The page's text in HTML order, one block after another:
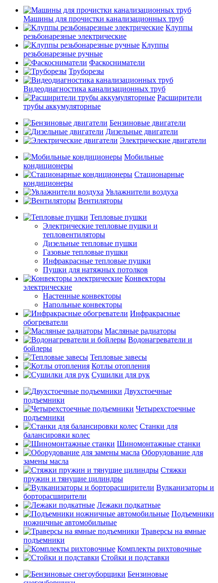
Машины для прочистки канализационных труб
Клуппы
резьбонарезные электрические
Клуппы
резьбонарезные ручные
Фаскосниматели
Труборезы
Видеодиагностика канализационных труб
Расширители
трубы аккумуляторные
Бензиновые двигатели
Дизельные двигатели
Электрические двигатели
Мобильные
кондиционеры
Стационарные
кондиционеры
Увлажнители воздуха
Вентиляторы
Тепловые пушки
Электрические тепловые пушки и
тепловентиляторы
Дизельные тепловые пушки
Газовые тепловые пушки
Инфракрасные тепловые пушки
Пушки для натяжных потолков
Конвекторы
электрические
Настенные конвекторы
Напольные конвекторы
Инфракрасные
обогреватели
Масляные радиаторы
Водонагреватели и
бойлеры
Тепловые завесы
Котлы отопления
Сушилки для рук
Двухстоечные
подъемники
Четырехстоечные
подъемники
Станки для
балансировки колес
Шиномонтажные станки
Оборудование для
замены масла
Стяжки
пружин и тянущие цилиндры
Вулканизаторы и
борторасширители
Лежаки подкатные
Подъемники
ножничные автомобильные
Траверсы на ямные
подъемники
Комплекты рихтовочные
Стойки и подставки
Бензиновые